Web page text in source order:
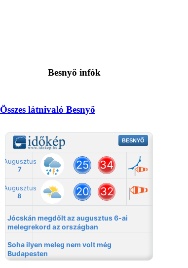
Besnyő infók
Összes látnivaló Besnyő